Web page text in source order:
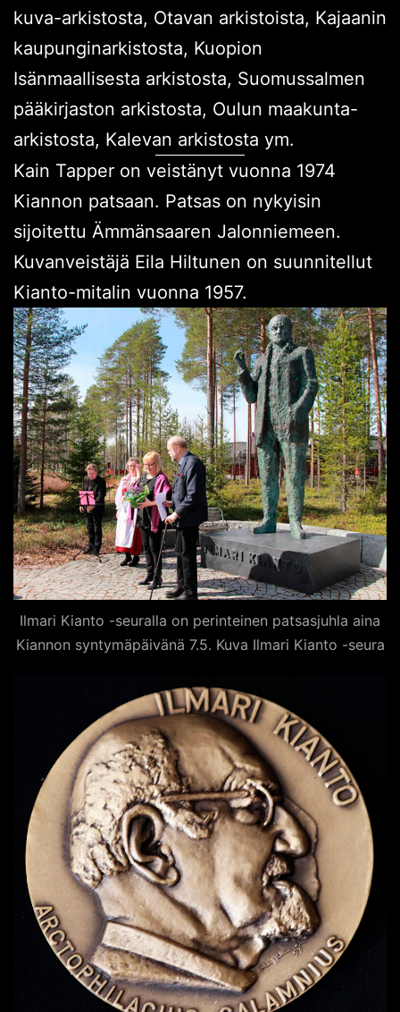
kuva-arkistosta, Otavan arkistoista, Kajaanin
kaupunginarkistosta, Kuopion
Isänmaallisesta arkistosta, Suomussalmen
pääkirjaston arkistosta, Oulun maakunta-
arkistosta, Kalevan arkistosta ym.
Kain Tapper on veistänyt vuonna 1974
Kiannon patsaan. Patsas on nykyisin
sijoitettu Ämmänsaaren Jalonniemeen.
Kuvanveistäjä Eila Hiltunen on suunnitellut
Kianto-mitalin vuonna 1957.
Ilmari Kianto -seuralla on perinteinen patsasjuhla aina
Kiannon syntymäpäivänä 7.5. Kuva Ilmari Kianto -seura